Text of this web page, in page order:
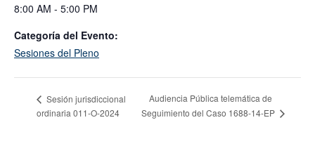
8:00 AM - 5:00 PM
Categoría del Evento:
Sesiones del Pleno
Sesión jurisdiccional
ordinaria 011-O-2024
Audiencia Pública telemática de
Seguimiento del Caso 1688-14-EP